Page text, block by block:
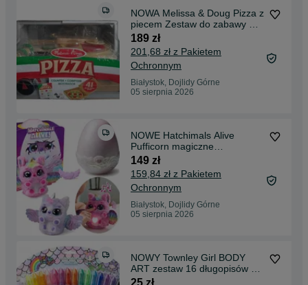
NOWA Melissa & Doug Pizza z
piecem Zestaw do zabawy w
pizzerię
189 zł
201,68 zł z Pakietem
Ochronnym
Białystok, Dojlidy Górne
05 sierpnia 2026
NOWE Hatchimals Alive
Pufficorn magiczne
interaktywne Jajo Jednorożec
149 zł
159,84 zł z Pakietem
Ochronnym
Białystok, Dojlidy Górne
05 sierpnia 2026
NOWY Townley Girl BODY
ART zestaw 16 długopisów do
ciała SYRENKI